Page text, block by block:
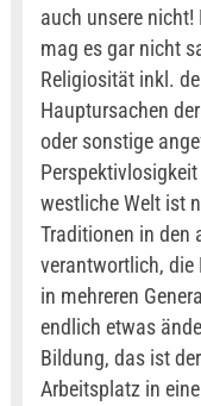
auch unsere
mag es gar nicht
Religiosität inkl.
Hauptursachen
oder sonstige
westliche Welt ist
Traditionen in den
verantwortlich, die
in mehreren
endlich etwas
Bildung, das ist
Arbeitsplatz in